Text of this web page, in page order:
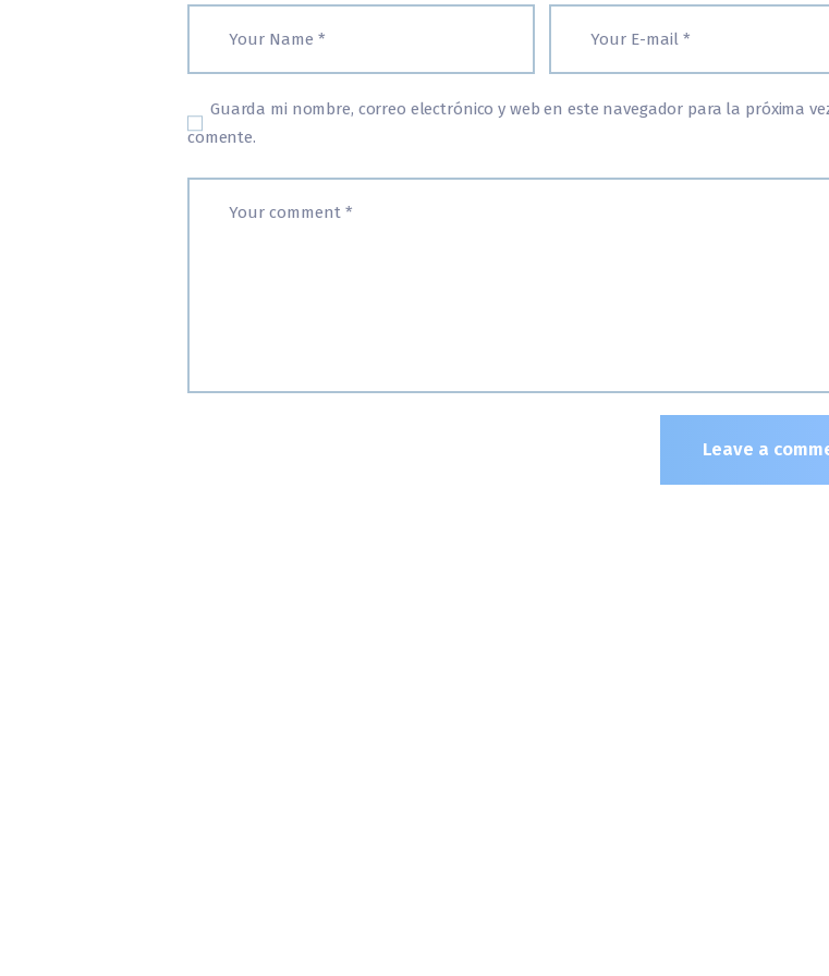
Guarda mi nombre, correo electrónico y web en este navegador para la próxima
comente.